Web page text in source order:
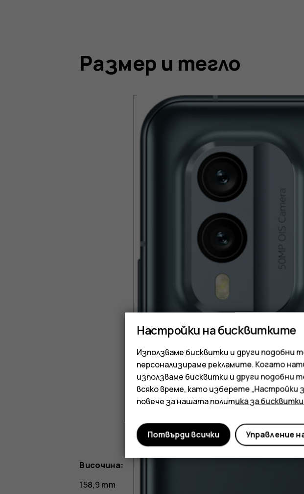
Размер и тегло
Височина:
158,9 mm
Настройки на бисквитките
Използваме бисквитки и други подобни
персонализираме рекламите. Когато
използваме бисквитки и други
всяко време, като изберете „Настройки
повече за нашатаполитика за
Управление
Потвърди всички